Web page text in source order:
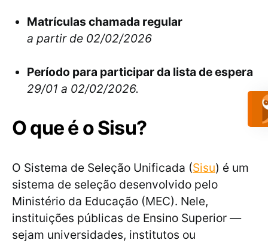
Matrículas chamada regular
a partir de 02/02/2026
Período para participar da lista de espera
29/01 a 02/02/2026.
O que é o Sisu?
O Sistema de Seleção Unificada (Sisu) é um
sistema de seleção desenvolvido pelo
Ministério da Educação (MEC). Nele,
instituições públicas de Ensino Superior —
sejam universidades, institutos ou